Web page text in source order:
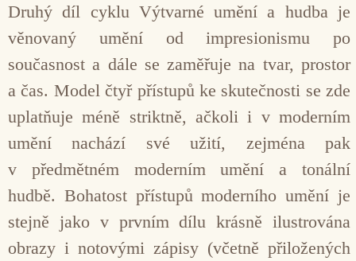
Druhý díl cyklu Výtvarné umění a hudba je
věnovaný umění od impresionismu po
současnost a dále se zaměřuje na tvar, prostor
a čas. Model čtyř přístupů ke skutečnosti se zde
uplatňuje méně striktně, ačkoli i v moderním
umění nachází své užití, zejména pak
v předmětném moderním umění a tonální
hudbě. Bohatost přístupů moderního umění je
stejně jako v prvním dílu krásně ilustrována
obrazy i notovými zápisy (včetně přiložených